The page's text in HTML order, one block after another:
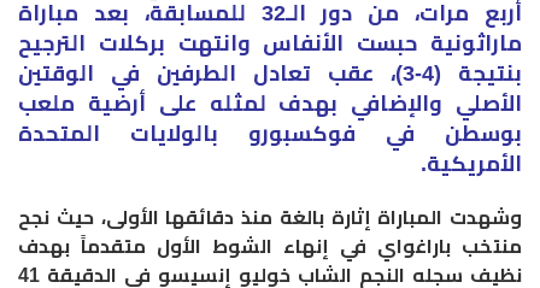
أربع مرات، من دور الـ32 للمسابقة، بعد مباراة
ماراثونية حبست الأنفاس وانتهت بركلات الترجيح
بنتيجة (4-3)، عقب تعادل الطرفين في الوقتين
الأصلي والإضافي بهدف لمثله على أرضية ملعب
بوسطن في فوكسبورو بالولايات المتحدة
الأمريكية.
​وشهدت المباراة إثارة بالغة منذ دقائقها الأولى، حيث نجح
منتخب باراغواي في إنهاء الشوط الأول متقدماً بهدف
نظيف سجله النجم الشاب خوليو إنسيسو في الدقيقة 41